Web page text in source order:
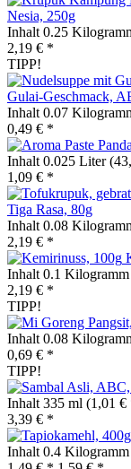
Nesia, 250g
Inhalt 0.25
2,19 € *
TIPP!
Gulai-Geschmack,
Inhalt 0.07
0,49 € *
Inhalt 0.025 Liter
1,09 € *
Tiga Rasa, 80g
Inhalt 0.08
2,19 € *
Inhalt 0.1 Kilogramm
2,19 € *
TIPP!
Inhalt 0.08
0,69 € *
TIPP!
Inhalt 335 ml (1,01 €
3,39 € *
Inhalt 0.4 Kilogramm